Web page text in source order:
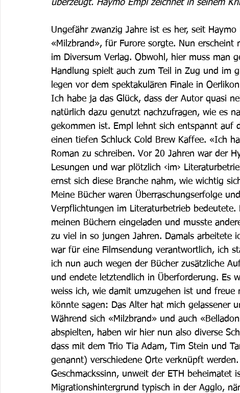
überzeugt. Haymo Empl zeichnet in seinem
Ungefähr zwanzig Jahre ist es her, seit
«Milzbrand», für Furore sorgte. Nun
im Diversum Verlag. Obwohl, hier muss man
Handlung spielt auch zum Teil in Zug und im
legen vor dem spektakulären Finale in
Ich habe ja das Glück, dass der Autor quasi
natürlich dazu genutzt nachzufragen, wie es
gekommen ist. Empl lehnt sich entspannt auf
einen tiefen Schluck Cold Brew Kaffee. «Ich
Roman zu schreiben. Vor 20 Jahren war der
Lesungen und war plötzlich ‹im›
ernst sich diese Branche nahm, wie wichtig
Meine Bücher waren Überraschungserfolge
Verpflichtungen im Literaturbetrieb
meinen Büchern eingeladen und musste
zu viel in so jungen Jahren. Damals arbeitete
war für eine Filmsendung verantwortlich, ich
ich nun auch wegen der Bücher zusätzliche
und endete letztendlich in Überforderung. Es
weiss ich, wie damit umzugehen ist und
könnte sagen: Das Alter hat mich gelassener
Während sich «Milzbrand» und auch
abspielten, haben wir hier nun also diverse
dass mit dem Trio Tia Adam, Tim Stein und
genannt) verschiedene Orte verknüpft
Geschmackssinn, unweit der ETH beheimatet
Migrationshintergrund typisch in der Agglo,